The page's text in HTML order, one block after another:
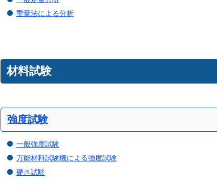
重量法による分析
材料試験
強度試験
一般強度試験
万能材料試験機による強度試験
硬さ試験